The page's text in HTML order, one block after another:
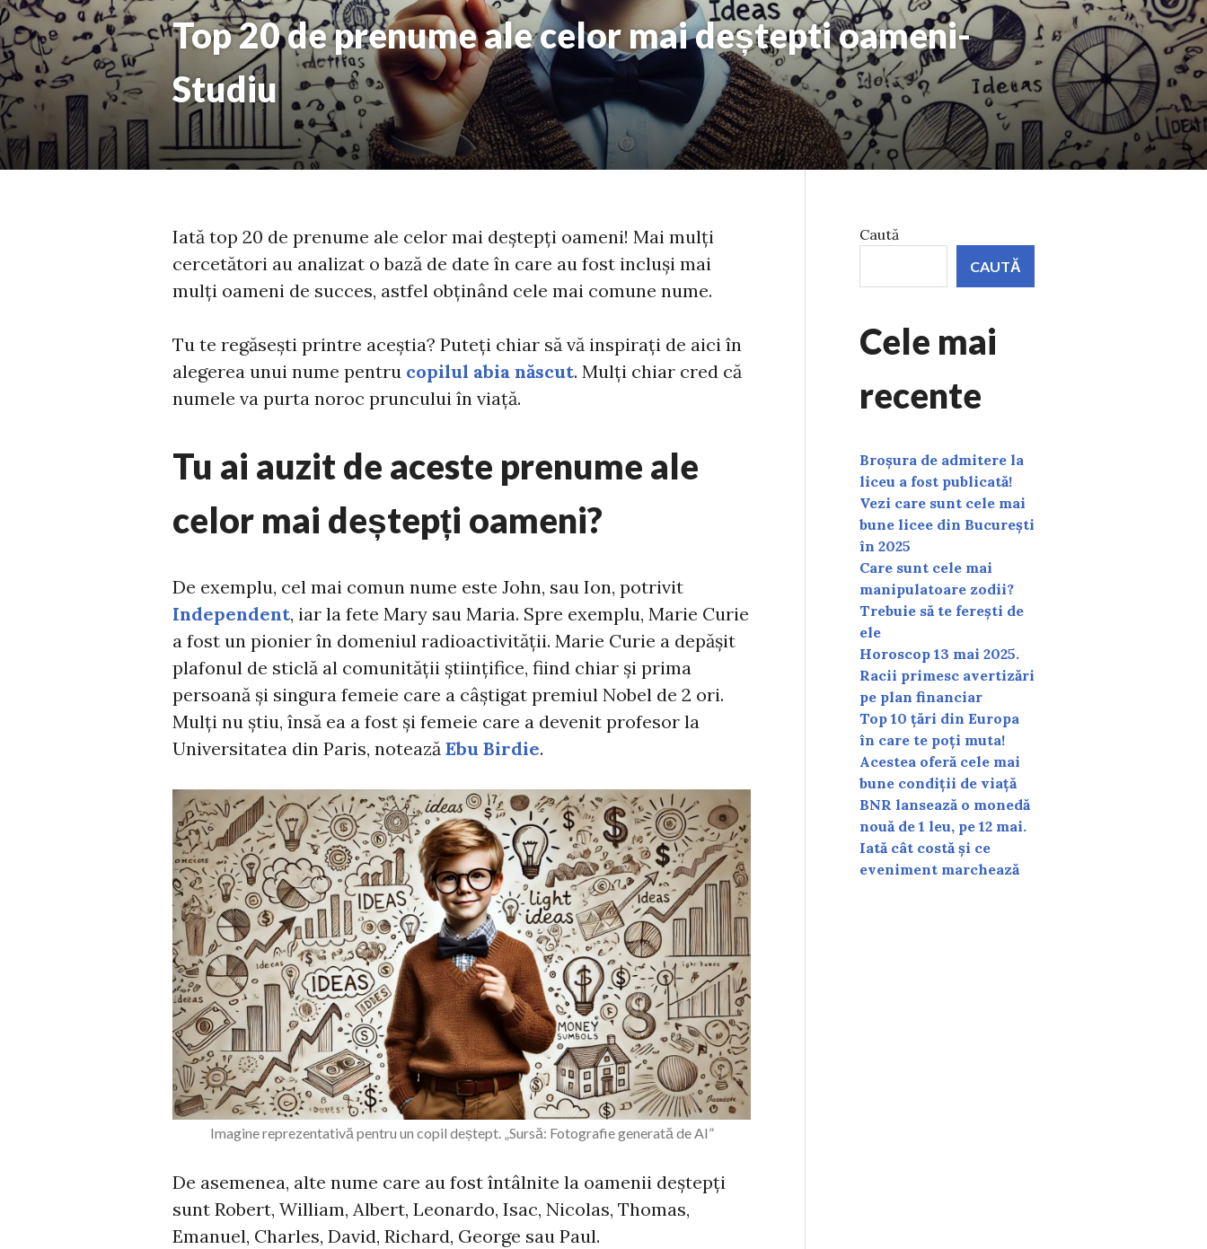
Top 20 de prenume ale celor mai deștepti oameni-
Studiu
Iată top 20 de prenume ale celor mai deștepți oameni! Mai mulți
cercetători au analizat o bază de date în care au fost incluși mai
mulți oameni de succes, astfel obținând cele mai comune nume.
Tu te regăsești printre aceștia? Puteți chiar să vă inspirați de aici în
alegerea unui nume pentru copilul abia născut. Mulți chiar cred că
numele va purta noroc pruncului în viață.
Tu ai auzit de aceste prenume ale
celor mai deștepți oameni?
De exemplu, cel mai comun nume este John, sau Ion, potrivit
Independent, iar la fete Mary sau Maria. Spre exemplu, Marie Curie
a fost un pionier în domeniul radioactivității. Marie Curie a depășit
plafonul de sticlă al comunității științifice, fiind chiar și prima
persoană și singura femeie care a câștigat premiul Nobel de 2 ori.
Mulți nu știu, însă ea a fost și femeie care a devenit profesor la
Universitatea din Paris, notează Ebu Birdie.
Imagine reprezentativă pentru un copil deștept. „Sursă: Fotografie generată de AI”
De asemenea, alte nume care au fost întâlnite la oamenii deștepți
sunt Robert, William, Albert, Leonardo, Isac, Nicolas, Thomas,
Emanuel, Charles, David, Richard, George sau Paul.
Caută
CAUTĂ
Cele mai
recente
Broșura de admitere la
liceu a fost publicată!
Vezi care sunt cele mai
bune licee din București
în 2025
Care sunt cele mai
manipulatoare zodii?
Trebuie să te ferești de
ele
Horoscop 13 mai 2025.
Racii primesc avertizări
pe plan financiar
Top 10 țări din Europa
în care te poți muta!
Acestea oferă cele mai
bune condiții de viață
BNR lansează o monedă
nouă de 1 leu, pe 12 mai.
Iată cât costă și ce
eveniment marchează